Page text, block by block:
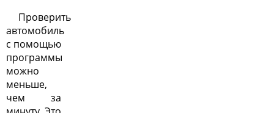
Проверить
автомобиль
с помощью
программы
можно
меньше,
чем за